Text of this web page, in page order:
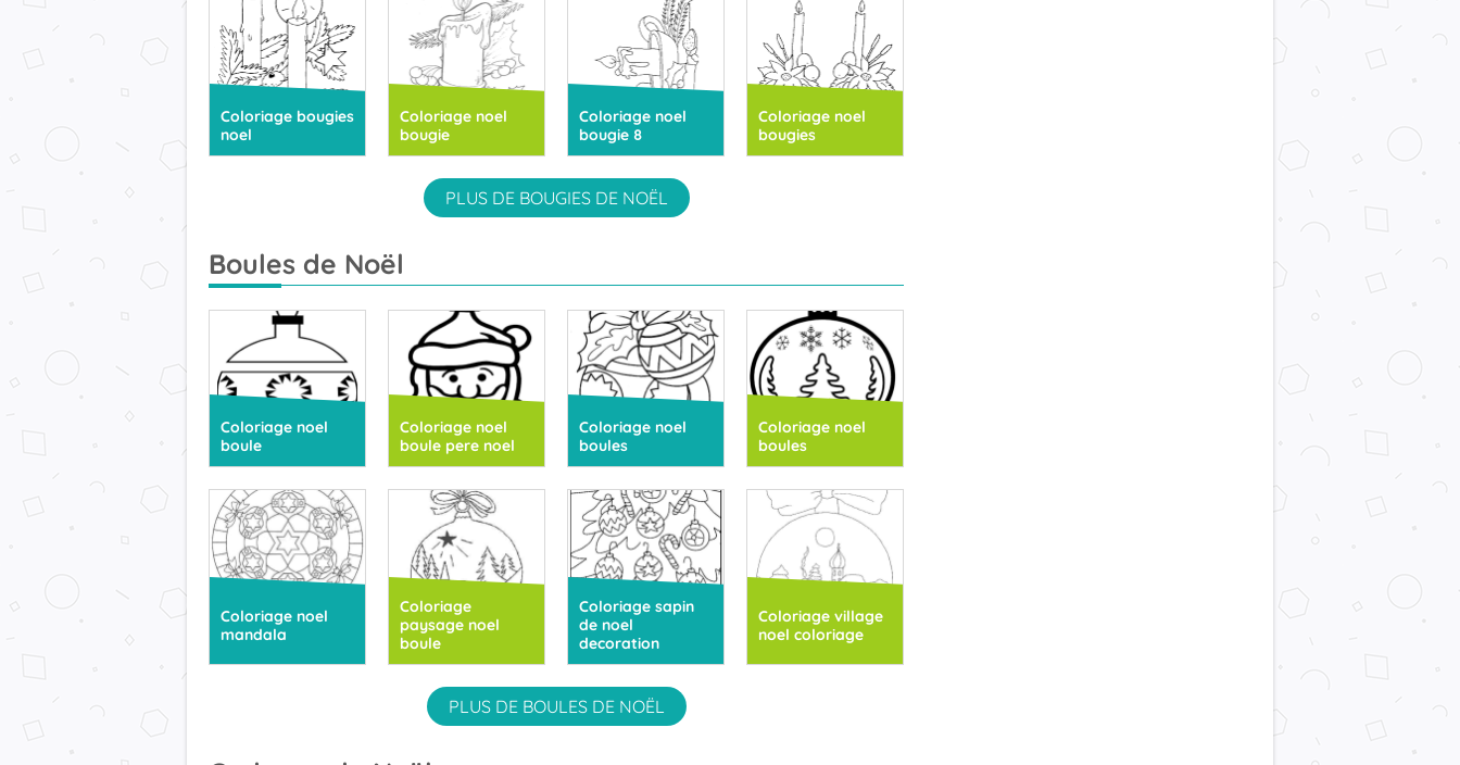
Coloriage bougies
noel
Coloriage noel
bougie
Coloriage noel
bougie 8
Coloriage noel
bougies
PLUS DE BOUGIES DE NOËL
Boules de Noël
Coloriage noel
boule
Coloriage noel
boule pere noel
Coloriage noel
boules
Coloriage noel
boules
Coloriage noel
mandala
Coloriage
paysage noel
boule
Coloriage sapin
de noel
decoration
Coloriage village
noel coloriage
PLUS DE BOULES DE NOËL